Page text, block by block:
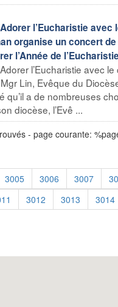
l’Eucharistie avec
organise un concert
l’Année de l’Eucharistie
l’Eucharistie avec
Lin, Evêque du
qu’il a de nombreuses
diocèse, l’Evê ...
- page courante:
3005 3006 3007
3012 3013 3014